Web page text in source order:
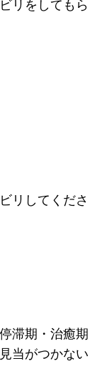
リをしてもら
リしてくださ
滞期・治癒期
当がつかない